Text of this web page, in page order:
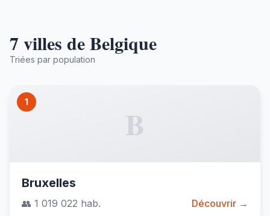
7 villes de Belgique
Triées par population
1
B
Bruxelles
👥 1 019 022 hab. Découvrir →